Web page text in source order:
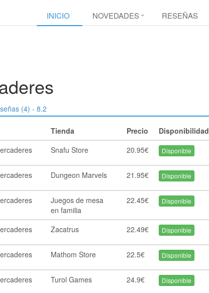
INICIO NOVEDADES RESEÑAS
(4) - 8.2
Tienda Precio
Disponibilidad
Snafu Store 20.95€ Disponible
Dungeon Marvels 21.95€ Disponible
Juegos de mesa
en familia
22.45€ Disponible
Zacatrus 22.49€ Disponible
Mathom Store 22.5€ Disponible
Turol Games 24.9€ Disponible